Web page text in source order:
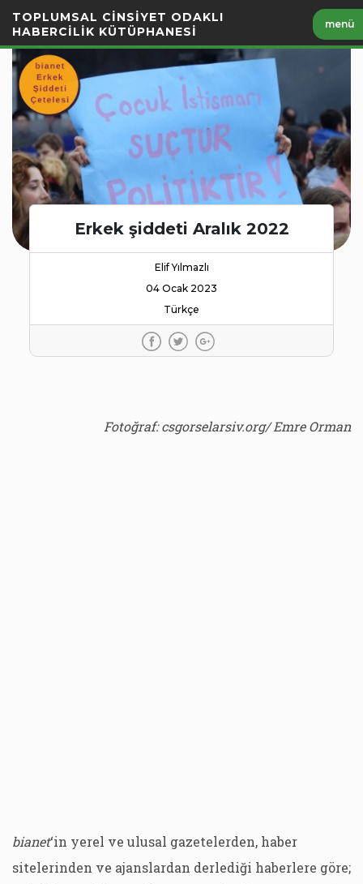
Geç
TOPLUMSAL CİNSİYET ODAKLI
HABERCİLİK KÜTÜPHANESİ
menü
Erkek şiddeti Aralık 2022
Elif Yılmazlı
04 Ocak 2023
Türkçe
Fotoğraf: csgorselarsiv.org/ Emre Orman
bianet‘in yerel ve ulusal gazetelerden, haber
sitelerinden ve ajanslardan derlediği haberlere göre;